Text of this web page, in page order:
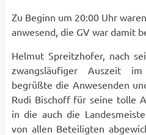
Zu Beginn um 20:00 Uhr
anwesend, die GV war damit
Helmut Spreitzhofer, nach
zwangsläufiger Auszeit
begrüßte die Anwesenden
Rudi Bischoff für seine tolle
in die auch die
von allen Beteiligten